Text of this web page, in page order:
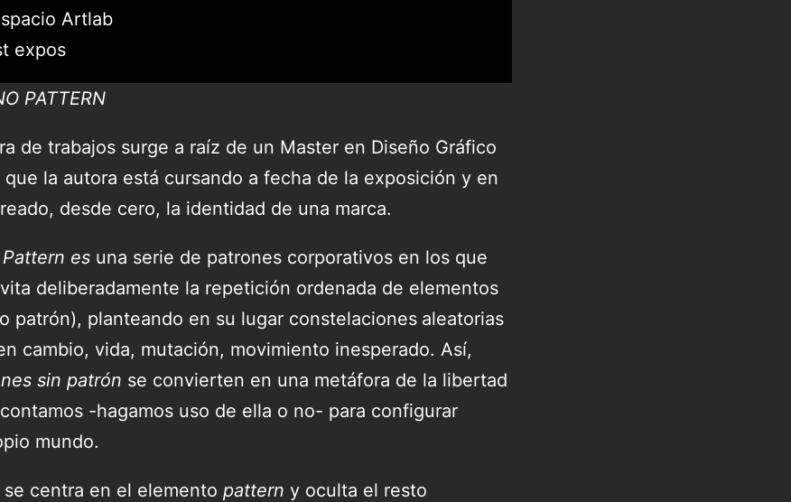
Artlab
expos
PATTERN
de trabajos surge a raíz de un Master en Diseño Gráfico
la autora está cursando a fecha de la exposición y en
desde cero, la identidad de una marca.
esuna serie de patrones corporativos en los que
deliberadamente la repetición ordenada de elementos
o patrón), planteando en su lugar constelaciones aleatorias
cambio, vida, mutación, movimiento inesperado. Así,
sin patrón se convierten en una metáfora de la libertad
-hagamos uso de ella o no- para configurar
mundo.
se centra en el elemento pattern y oculta el resto